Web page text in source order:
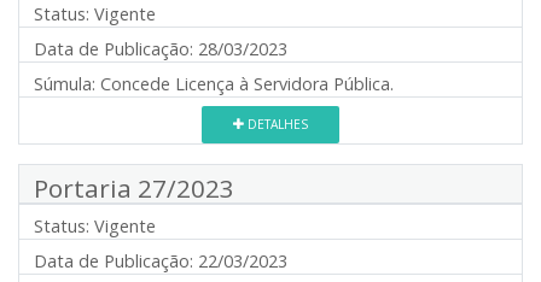
Status: Vigente
Data de Publicação: 28/03/2023
Súmula: Concede Licença à Servidora Pública.
DETALHES
Portaria 27/2023
Status: Vigente
Data de Publicação: 22/03/2023